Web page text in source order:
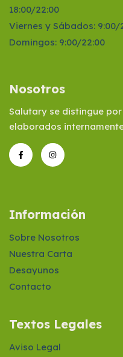
Nosotros
Salutary se distingue
elaborados
Información
Sobre Nosotros
Nuestra Carta
Desayunos
Contacto
Textos Legales
Aviso Legal
18:00/22:00
Viernes y Sábados: 9:00/
Domingos: 9:00/22:00